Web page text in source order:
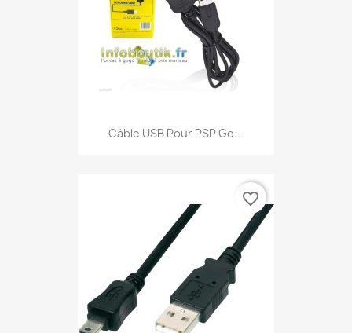
Câble USB Pour PSP Go...
favorite_border